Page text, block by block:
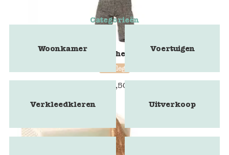
Chef clothes, kok
maileg
11,50
Categorieën
Woonkamer Voertuigen
Verkleedkleren Uitverkoop